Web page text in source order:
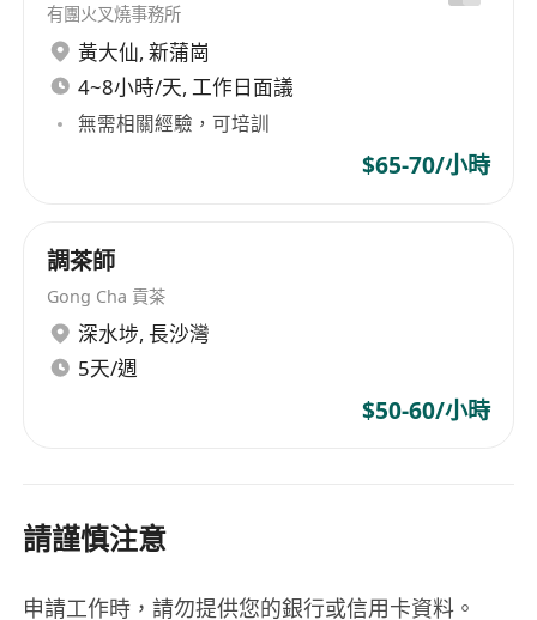
有團火叉燒事務所
黃大仙, 新蒲崗
4~8小時/天, 工作日面議
無需相關經驗，可培訓
$65-70/小時
調茶師
Gong Cha 貢茶
深水埗, 長沙灣
5天/週
$50-60/小時
請謹慎注意
申請工作時，請勿提供您的銀行或信用卡資料。